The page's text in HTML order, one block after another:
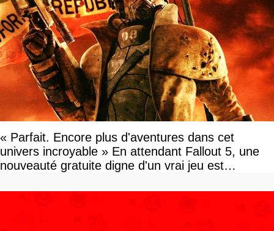
« Parfait. Encore plus d'aventures dans cet
univers incroyable » En attendant Fallout 5, une
nouveauté gratuite digne d'un vrai jeu est